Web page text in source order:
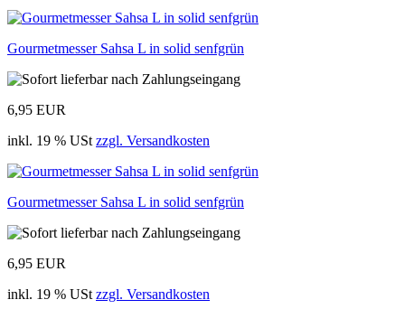
Gourmetmesser Sahsa L in solid senfgrün
6,95 EUR
inkl. 19 % USt zzgl. Versandkosten
Gourmetmesser Sahsa L in solid senfgrün
6,95 EUR
inkl. 19 % USt zzgl. Versandkosten